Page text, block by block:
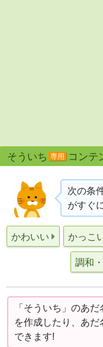
そういち 専用 コンテ
次の条
がすぐ
かわいい かっこ
調和
「そういち」のあ
を作成したり、あだ
できます!